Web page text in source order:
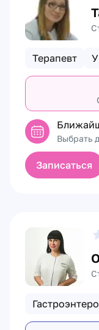
Терапевт
Выбрать
Записаться